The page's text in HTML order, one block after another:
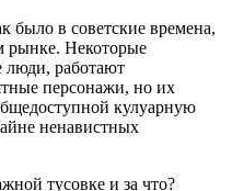
было в советские времена,
рынке. Некоторые
люди, работают
персонажи, но их
кулуарную
ненавистных